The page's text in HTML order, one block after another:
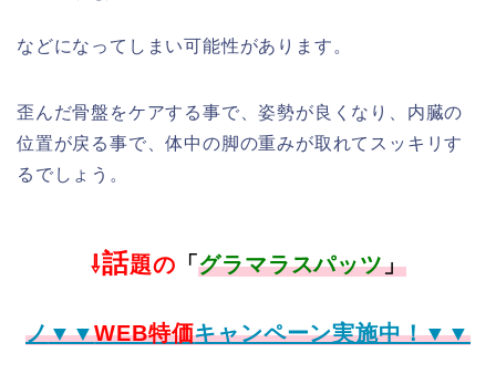
などになってしまい可能性があります。
歪んだ骨盤をケアする事で、姿勢が良くなり、内臓の
位置が戻る事で、体中の脚の重みが取れてスッキリす
るでしょう。
⇩話題の 「グラマラスパッツ」
ノ▼▼WEB特価キャンペーン実施中！▼▼